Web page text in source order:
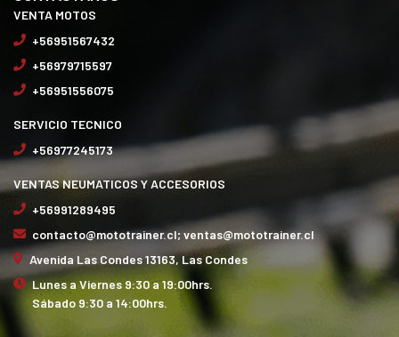
VENTA MOTOS
+56951567432
+56979715597
+56951556075
SERVICIO TECNICO
+56977245173
VENTAS NEUMATICOS Y ACCESORIOS
+56991289495
contacto@mototrainer.cl; ventas@mototrainer.cl
Avenida Las Condes 13163, Las Condes
Lunes a Viernes 9:30 a 19:00hrs.
Sábado 9:30 a 14:00hrs.